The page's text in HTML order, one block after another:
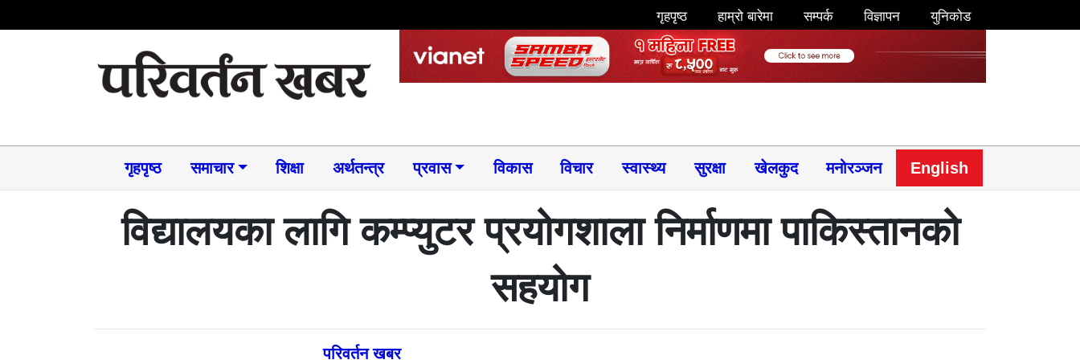
गृहपृष्ठ हाम्रो बारेमा सम्पर्क विज्ञापन युनिकोड
गृहपृष्ठ समाचार​ शिक्षा अर्थतन्त्र प्रवास विकास विचार स्वास्थ्य सुरक्षा खेलकुद मनोरञ्जन English
विद्यालयका लागि कम्प्युटर प्रयोगशाला निर्माणमा पाकिस्तानको
सहयोग
परिवर्तन खबर